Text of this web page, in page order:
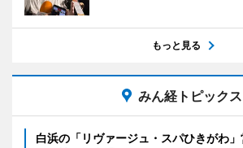
もっと見る
みん経トピックス
白浜の「リヴァージュ・スパひきがわ